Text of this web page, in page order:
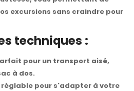
excursions sans craindre pour
techniques :
pour un transport aisé,
à dos.
réglable pour s'adapter à votre